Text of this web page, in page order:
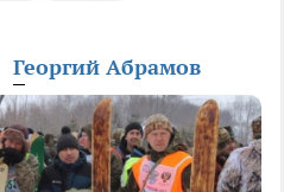
Георгий Абрамов